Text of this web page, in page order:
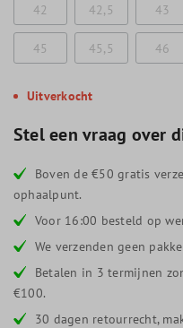
42 42,5 43
45 45,5 46
Uitverkocht
Stel een vraag over
Boven de €50 gratis
ophaalpunt.
Voor 16:00 besteld op
We verzenden geen
Betalen in 3 termijnen
€100.
30 dagen retourrecht,